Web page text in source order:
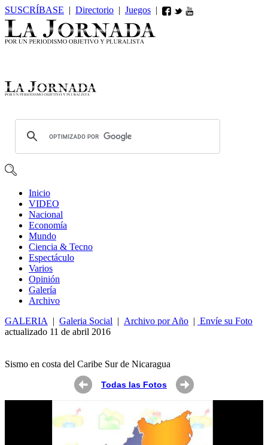
SUSCRÍBASE | Directorio | Juegos |
Inicio
VIDEO
Nacional
Economía
Mundo
Ciencia & Tecno
Espectáculo
Varios
Opinión
Galería
Archivo
GALERIA
| Galeria Social | Archivo por Año | Envíe su Foto
actualizado 11 de abril 2016
Sismo en costa del Caribe Sur de Nicaragua
Todas las Fotos